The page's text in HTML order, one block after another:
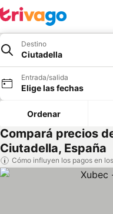
Destino
Ciutadella
Entrada/salida
Elige las fechas
Ordenar
Compará precios
Ciutadella, España
Cómo influyen los pagos en